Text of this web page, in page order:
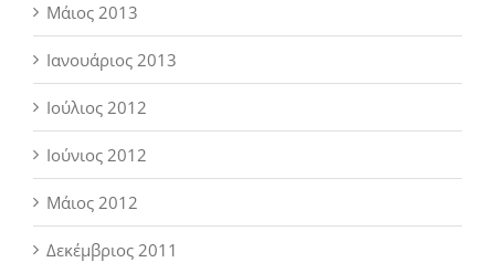
Μάιος 2013
Ιανουάριος 2013
Ιούλιος 2012
Ιούνιος 2012
Μάιος 2012
Δεκέμβριος 2011